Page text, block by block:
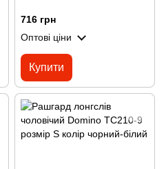
716 грн
Оптові ціни
Купити